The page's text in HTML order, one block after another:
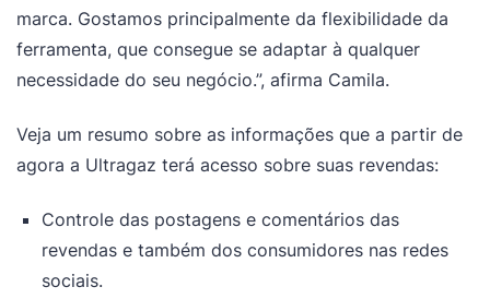
marca. Gostamos principalmente da flexibilidade da
ferramenta, que consegue se adaptar à qualquer
necessidade do seu negócio.”, afirma Camila.
Veja um resumo sobre as informações que a partir de
agora a Ultragaz terá acesso sobre suas revendas:
Controle das postagens e comentários das
revendas e também dos consumidores nas redes
sociais.